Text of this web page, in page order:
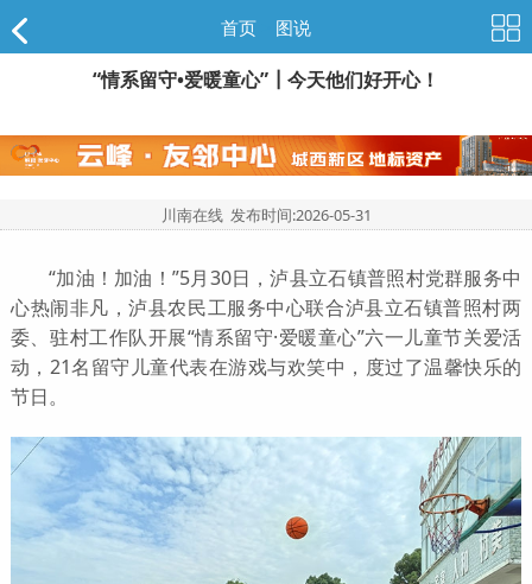
首页 图说
“情系留守•爱暖童心”┃今天他们好开心！
川南在线 发布时间:2026-05-31
“加油！加油！”5月30日，泸县立石镇普照村党群服务中
心热闹非凡，泸县农民工服务中心联合泸县立石镇普照村两
委、驻村工作队开展“情系留守·爱暖童心”六一儿童节关爱活
动，21名留守儿童代表在游戏与欢笑中，度过了温馨快乐的
节日。